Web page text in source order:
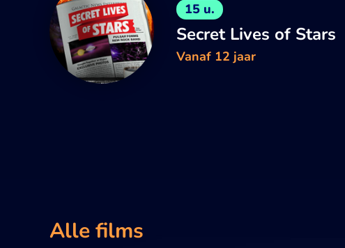
15 u.
Secret Lives of Stars
Vanaf 12 jaar
Alle films